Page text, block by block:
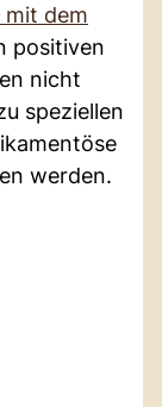
mit dem
positiven
nicht
speziellen
werden.